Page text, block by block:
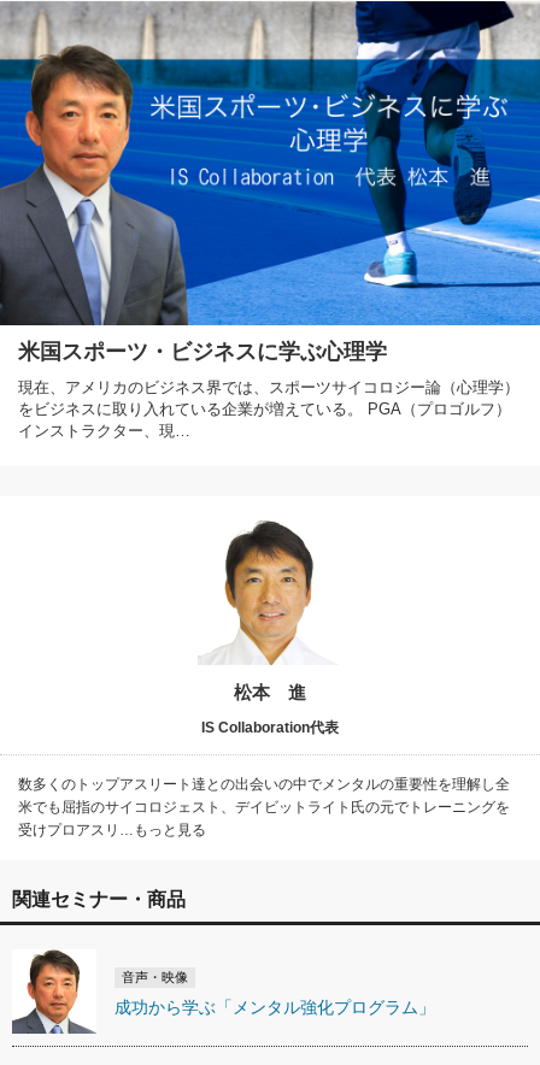
米国スポーツ・ビジネスに学ぶ心理学
現在、アメリカのビジネス界では、スポーツサイコロジー論（心理学）
をビジネスに取り入れている企業が増えている。 PGA（プロゴルフ）
インストラクター、現…
松本 進
IS Collaboration代表
数多くのトップアスリート達との出会いの中でメンタルの重要性を理解し全
米でも屈指のサイコロジェスト、デイビットライト氏の元でトレーニングを
受けプロアスリ…もっと見る
関連セミナー・商品
音声・映像
成功から学ぶ「メンタル強化プログラム」